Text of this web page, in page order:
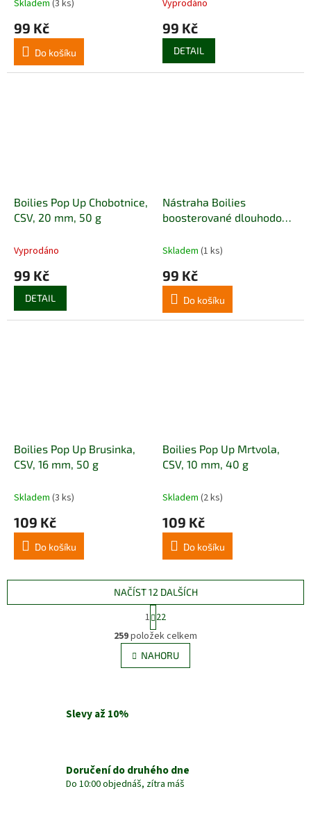
Skladem (3 ks)
99 Kč
Do košíku
Vyprodáno
99 Kč
DETAIL
Boilies Pop Up Chobotnice,
CSV, 20 mm, 50 g
Vyprodáno
99 Kč
DETAIL
Nástraha Boilies
boosterované dlouhodobě
Skladem (1 ks)
99 Kč
Do košíku
Boilies Pop Up Brusinka,
CSV, 16 mm, 50 g
Skladem (3 ks)
109 Kč
Do košíku
Boilies Pop Up Mrtvola,
CSV, 10 mm, 40 g
Skladem (2 ks)
109 Kč
Do košíku
O
v
l
á
v
k
y
NAČÍST 12 DALŠÍCH
t
r
á
n
k
1 22
259položek celkem
NAHORU
Slevy až 10%
Doručení do druhého dne
Do 10:00 objednáš, zítra máš